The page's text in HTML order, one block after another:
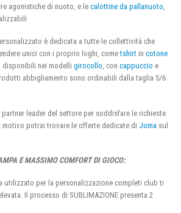
agonistiche di nuoto, e le calottine da pallanuoto,
è dedicata a tutte le collettività che
unici con i proprio loghi, cometshirt in cotone
, disponibili nei modelli girocollo, con cappuccio e
abbigliamento sono ordinabili dalla taglia 5/6
partner leader del settore per soddisfare le richieste
potrai trovare le offerte dedicate di Joma sul
E MASSIMO COMFORT DI GIOCO:
utilizzato per la personalizzazione completi club ti
Il processo di SUBLIMAZIONE presenta 2